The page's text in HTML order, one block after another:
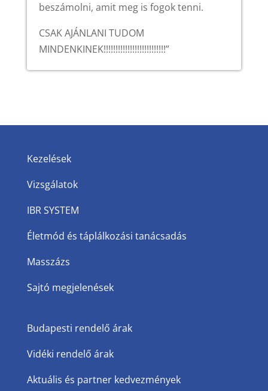
beszámolni, amit meg is fogok tenni.
CSAK AJÁNLANI TUDOM
MINDENKINEK!!!!!!!!!!!!!!!!!!!!!!!!!!”
Kezelések
Vizsgálatok
IBR SYSTEM
Életmód és táplálkozási tanácsadás
Masszázs
Sajtó megjelenések
Budapesti rendelő árak
Vidéki rendelő árak
Aktuális és partner kedvezmények